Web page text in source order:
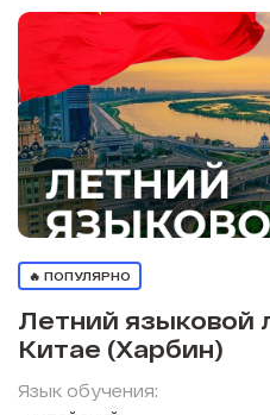
🔥 ПОПУЛЯРНО
Летний языковой
Китае (Харбин)
Язык обучения: